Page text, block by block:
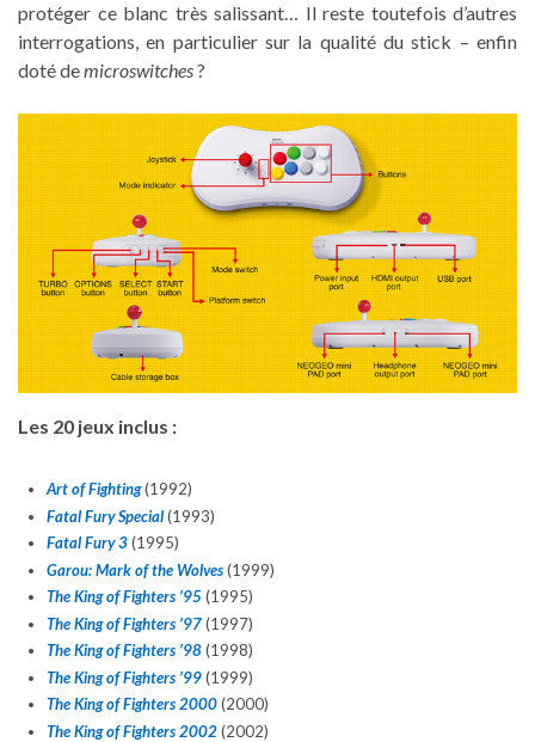
protéger ce blanc très salissant… Il reste toutefois d’autres
interrogations, en particulier sur la qualité du stick – enfin
doté demicroswitches?
Les 20 jeux inclus :
Art of Fighting(1992)
Fatal Fury Special(1993)
Fatal Fury 3(1995)
Garou: Mark of the Wolves(1999)
The King of Fighters ’95(1995)
The King of Fighters ’97(1997)
The King of Fighters ’98(1998)
The King of Fighters ’99(1999)
The King of Fighters 2000(2000)
The King of Fighters 2002(2002)